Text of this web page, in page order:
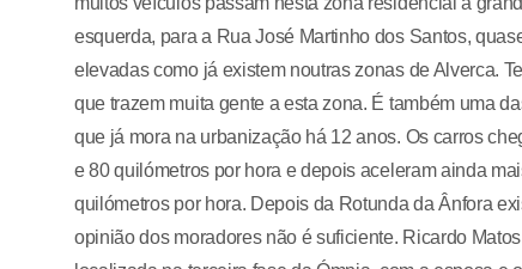
esquerda, para a Rua José Martinho dos Santos,
elevadas como já existem noutras zonas de Alverca.
que trazem muita gente a esta zona. É também uma
que já mora na urbanização há 12 anos. Os carros
e 80 quilómetros por hora e depois aceleram ainda
quilómetros por hora. Depois da Rotunda da Ânfora
opinião dos moradores não é suficiente. Ricardo